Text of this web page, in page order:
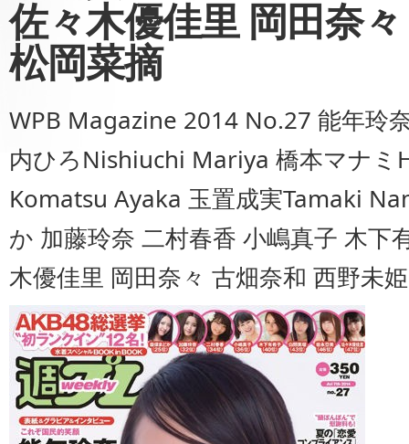
佐々木優佳里 岡田奈
松岡菜摘
WPB Magazine 2014 No.27 能年玲
内ひろNishiuchi Mariya 橋本マナ
Komatsu Ayaka 玉置成実Tamaki
か 加藤玲奈 二村春香 小嶋真子 木下
木優佳里 岡田奈々 古畑奈和 西野未